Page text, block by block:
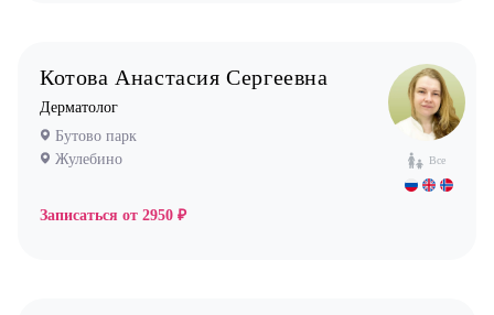
Все
Котова Анастасия Сергеевна
Дерматолог
Бутово парк
Жулебино
Записаться от 2950 ₽